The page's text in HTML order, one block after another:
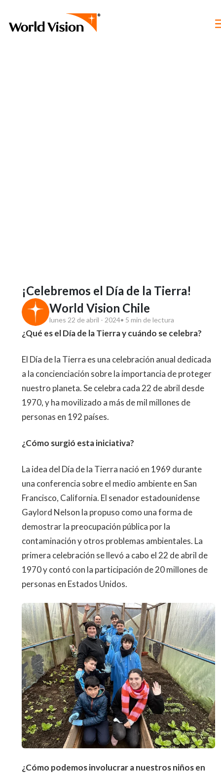
¡Celebremos el Día de la Tierra!
World Vision Chile
lunes 22 de abril - 2024• 5 min de lectura
¿Qué es el Día de la Tierra y cuándo se celebra?
El Día de la Tierra es una celebración anual dedicada
a la concienciación sobre la importancia de proteger
nuestro planeta. Se celebra cada 22 de abril desde
1970, y ha movilizado a más de mil millones de
personas en 192 países.
¿Cómo surgió esta iniciativa?
La idea del Día de la Tierra nació en 1969 durante
una conferencia sobre el medio ambiente en San
Francisco, California. El senador estadounidense
Gaylord Nelson la propuso como una forma de
demostrar la preocupación pública por la
contaminación y otros problemas ambientales. La
primera celebración se llevó a cabo el 22 de abril de
1970 y contó con la participación de 20 millones de
personas en Estados Unidos.
¿Cómo podemos involucrar a nuestros niños en